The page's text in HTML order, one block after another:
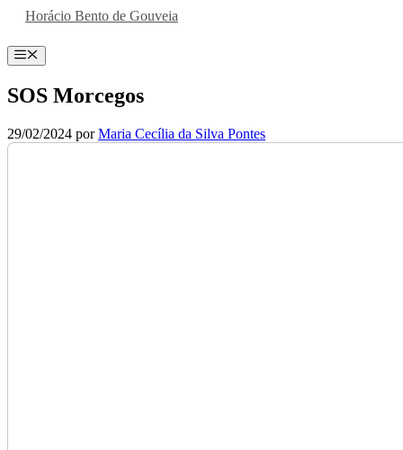
Horácio Bento de Gouveia
Menu
SOS Morcegos
29/02/2024 porMaria Cecília da Silva Pontes